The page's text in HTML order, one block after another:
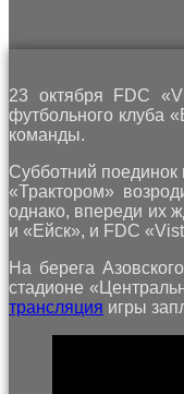
23 октября FDC
футбольного клуба
команды.
Субботний
«Трактором»
однако, впереди их
и «Ейск», и FDC
На берега
стадионе
трансляция игры